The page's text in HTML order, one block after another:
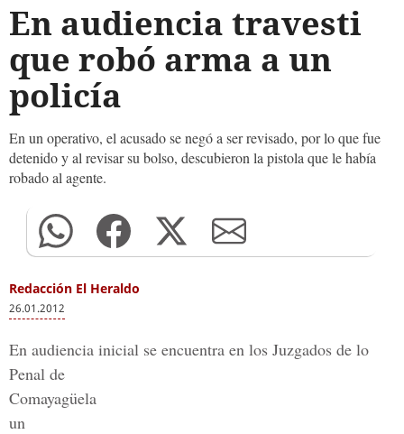
En audiencia travesti
que robó arma a un
policía
En un operativo, el acusado se negó a ser revisado, por lo que fue
detenido y al revisar su bolso, descubieron la pistola que le había
robado al agente.
Redacción El Heraldo
26.01.2012
En audiencia inicial se encuentra en los Juzgados de lo
Penal de
Comayagüela
un